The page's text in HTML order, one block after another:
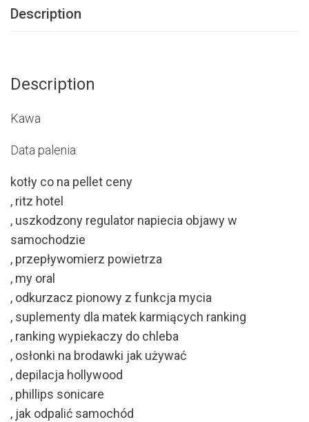
Description
Description
Kawa
Data palenia:
kotły co na pellet ceny
, ritz hotel
, uszkodzony regulator napiecia objawy w
samochodzie
, przepływomierz powietrza
, my oral
, odkurzacz pionowy z funkcja mycia
, suplementy dla matek karmiących ranking
, ranking wypiekaczy do chleba
, osłonki na brodawki jak używać
, depilacja hollywood
, phillips sonicare
, jak odpalić samochód